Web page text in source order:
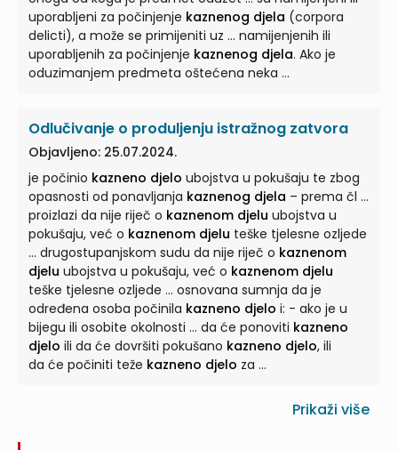
uporabljeni za počinjenje kaznenog djela (corpora
delicti), a može se primijeniti uz ... namijenjenih ili
uporabljenih za počinjenje kaznenog djela. Ako je
oduzimanjem predmeta oštećena neka ...
Odlučivanje o produljenju istražnog zatvora
Objavljeno: 25.07.2024.
je počinio kazneno djelo ubojstva u pokušaju te zbog
opasnosti od ponavljanja kaznenog djela – prema čl ...
proizlazi da nije riječ o kaznenom djelu ubojstva u
pokušaju, već o kaznenom djelu teške tjelesne ozljede
... drugostupanjskom sudu da nije riječ o kaznenom
djelu ubojstva u pokušaju, već o kaznenom djelu
teške tjelesne ozljede ... osnovana sumnja da je
određena osoba počinila kazneno djelo i: - ako je u
bijegu ili osobite okolnosti ... da će ponoviti kazneno
djelo ili da će dovršiti pokušano kazneno djelo, ili
da će počiniti teže kazneno djelo za ...
Prikaži više